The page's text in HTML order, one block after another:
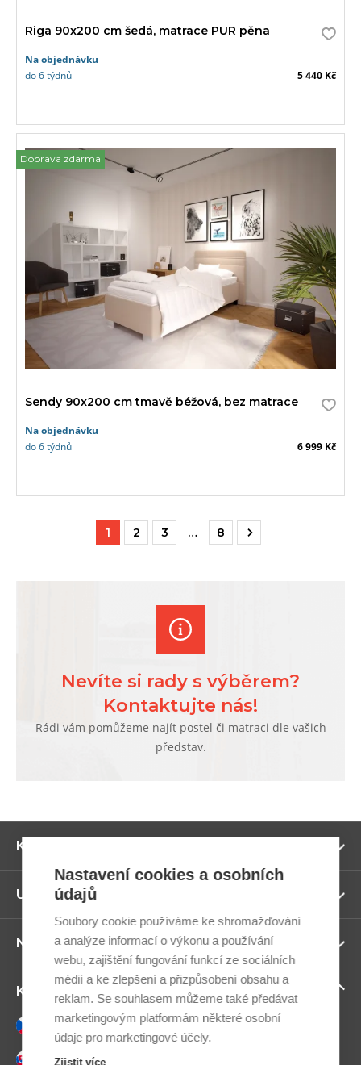
Riga 90x200 cm šedá, matrace PUR pěna
Na objednávku
do 6 týdnů
5 440 Kč
Doprava zdarma
Sendy 90x200 cm tmavě béžová, bez matrace
Na objednávku
do 6 týdnů
6 999 Kč
1 2 3 … 8
Nevíte si rady s výběrem?
Kontaktujte nás!
Rádi vám pomůžeme najít postel či matraci dle vašich
představ.
Kategorie
Užitečné odkazy
Newsletter
Kontaktujte nás
Česky
Slovensky
Nastavení cookies a osobních
údajů
Soubory cookie používáme ke shromažďování
a analýze informací o výkonu a používání
webu, zajištění fungování funkcí ze sociálních
médií a ke zlepšení a přizpůsobení obsahu a
reklam. Se souhlasem můžeme také předávat
marketingovým platformám některé osobní
údaje pro marketingové účely.
Zjistit více